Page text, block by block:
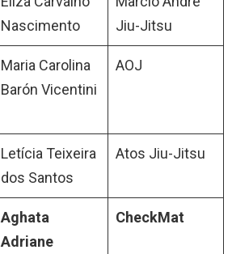
Nascimento
Jiu-Jitsu
Maria Carolina
Barón Vicentini
AOJ
Letícia Teixeira
dos Santos
Atos Jiu-Jitsu
Aghata
Adriane
CheckMat